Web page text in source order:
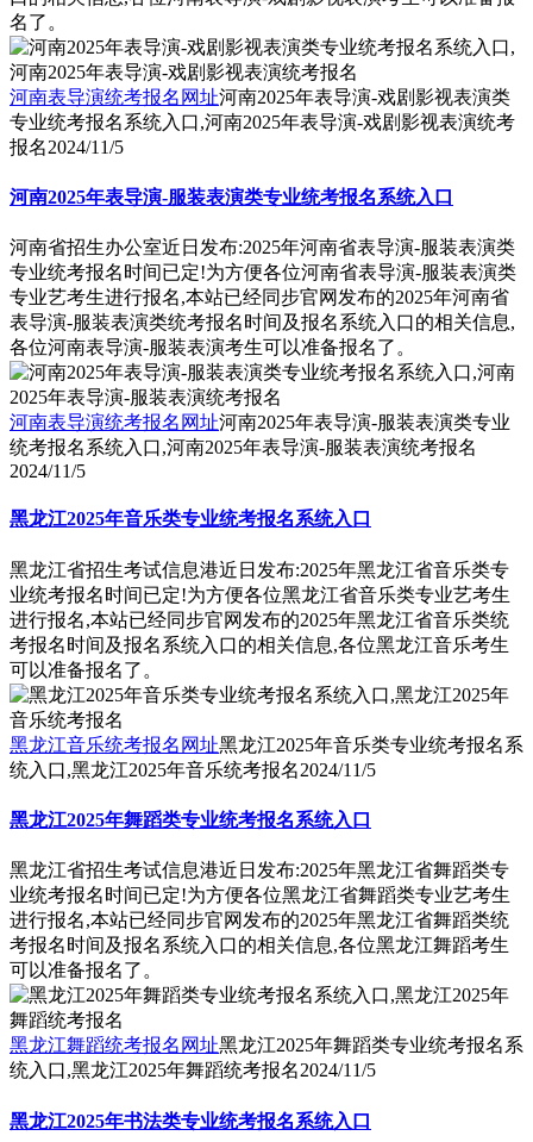
名了。
河南表导演统考报名网址河南2025年表导演-戏剧影视表演类
专业统考报名系统入口,河南2025年表导演-戏剧影视表演统考
报名2024/11/5
河南2025年表导演-服装表演类专业统考报名系统入口
河南省招生办公室近日发布:2025年河南省表导演-服装表演类
专业统考报名时间已定!为方便各位河南省表导演-服装表演类
专业艺考生进行报名,本站已经同步官网发布的2025年河南省
表导演-服装表演类统考报名时间及报名系统入口的相关信息,
各位河南表导演-服装表演考生可以准备报名了。
河南表导演统考报名网址河南2025年表导演-服装表演类专业
统考报名系统入口,河南2025年表导演-服装表演统考报名
2024/11/5
黑龙江2025年音乐类专业统考报名系统入口
黑龙江省招生考试信息港近日发布:2025年黑龙江省音乐类专
业统考报名时间已定!为方便各位黑龙江省音乐类专业艺考生
进行报名,本站已经同步官网发布的2025年黑龙江省音乐类统
考报名时间及报名系统入口的相关信息,各位黑龙江音乐考生
可以准备报名了。
黑龙江音乐统考报名网址黑龙江2025年音乐类专业统考报名系
统入口,黑龙江2025年音乐统考报名2024/11/5
黑龙江2025年舞蹈类专业统考报名系统入口
黑龙江省招生考试信息港近日发布:2025年黑龙江省舞蹈类专
业统考报名时间已定!为方便各位黑龙江省舞蹈类专业艺考生
进行报名,本站已经同步官网发布的2025年黑龙江省舞蹈类统
考报名时间及报名系统入口的相关信息,各位黑龙江舞蹈考生
可以准备报名了。
黑龙江舞蹈统考报名网址黑龙江2025年舞蹈类专业统考报名系
统入口,黑龙江2025年舞蹈统考报名2024/11/5
黑龙江2025年书法类专业统考报名系统入口